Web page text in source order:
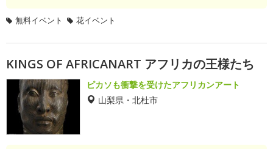
無料イベント 花イベント
KINGS OF AFRICANART アフリカの王様たち
ピカソも衝撃を受けたアフリカンアート
山梨県・北杜市